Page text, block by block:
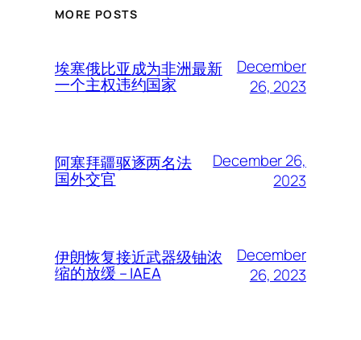
MORE POSTS
埃塞俄比亚成为非洲最新
一个主权违约国家
December
26, 2023
阿塞拜疆驱逐两名法
国外交官
December 26,
2023
伊朗恢复接近武器级铀浓
缩的放缓 – IAEA
December
26, 2023